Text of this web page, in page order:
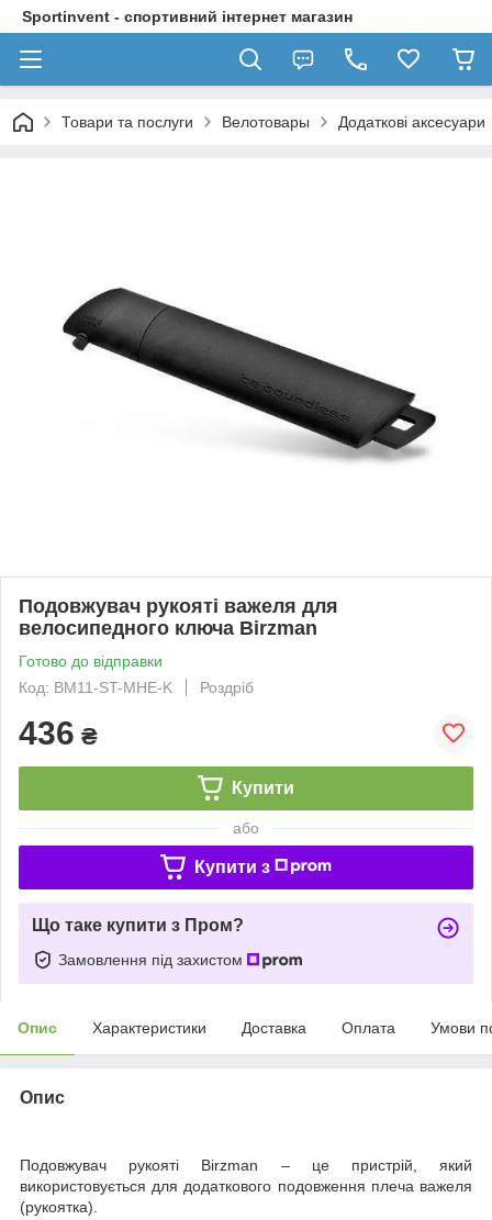
Sportinvent - спортивний інтернет магазин
Товари та послуги Велотовары Додаткові аксесуари
Подовжувач рукояті важеля для
велосипедного ключа Birzman
Готово до відправки
Код: BM11-ST-MHE-K
Роздріб
436 ₴
Купити
або
Купити з
Що таке купити з Пром?
Замовлення під захистом
Опис Характеристики Доставка Оплата Умови
Опис
Подовжувач рукояті Birzman – це пристрій, який
використовується для додаткового подовження плеча важеля
(рукоятка).